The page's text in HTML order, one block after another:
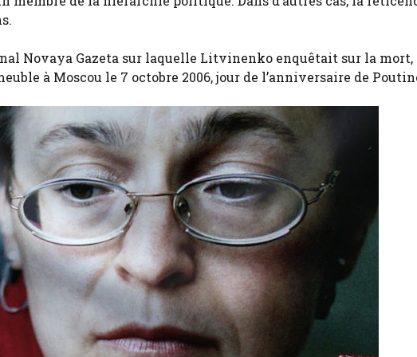
Novaya Gazeta sur laquelle Litvinenko enquêtait sur la mort,
à Moscou le 7 octobre 2006, jour de l’anniversaire de